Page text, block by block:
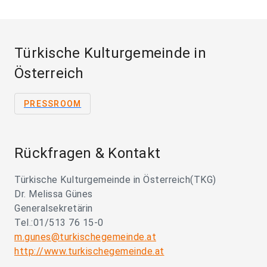
Türkische Kulturgemeinde in
Österreich
PRESSROOM
Rückfragen & Kontakt
Türkische Kulturgemeinde in Österreich(TKG)
Dr. Melissa Günes
Generalsekretärin
Tel.:01/513 76 15-0
m.gunes@turkischegemeinde.at
http://www.turkischegemeinde.at